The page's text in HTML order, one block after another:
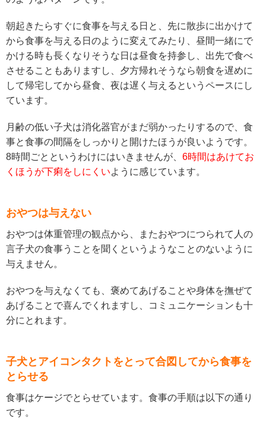
朝起きたらすぐに食事を与える日と、先に散歩に出かけて
から食事を与える日のように変えてみたり、昼間一緒にで
かける時も長くなりそうな日は昼食を持参し、出先で食べ
させることもありますし、夕方帰れそうなら朝食を遅めに
して帰宅してから昼食、夜は遅く与えるというペースにし
ています。
月齢の低い子犬は消化器官がまだ弱かったりするので、食
事と食事の間隔をしっかりと開けたほうが良いようです。
8時間ごとというわけにはいきませんが、 6時間はあけてお
くほうが下痢をしにくいように感じています。
おやつは与えない
おやつは体重管理の観点から、またおやつにつられて人の
言子犬の食事うことを聞くというようなことのないように
与えません。
おやつを与えなくても、褒めてあげることや身体を撫ぜて
あげることで喜んでくれますし、コミュニケーションも十
分にとれます。
子犬とアイコンタクトをとって合図してから食事を
とらせる
食事はケージでとらせています。食事の手順は以下の通り
です。